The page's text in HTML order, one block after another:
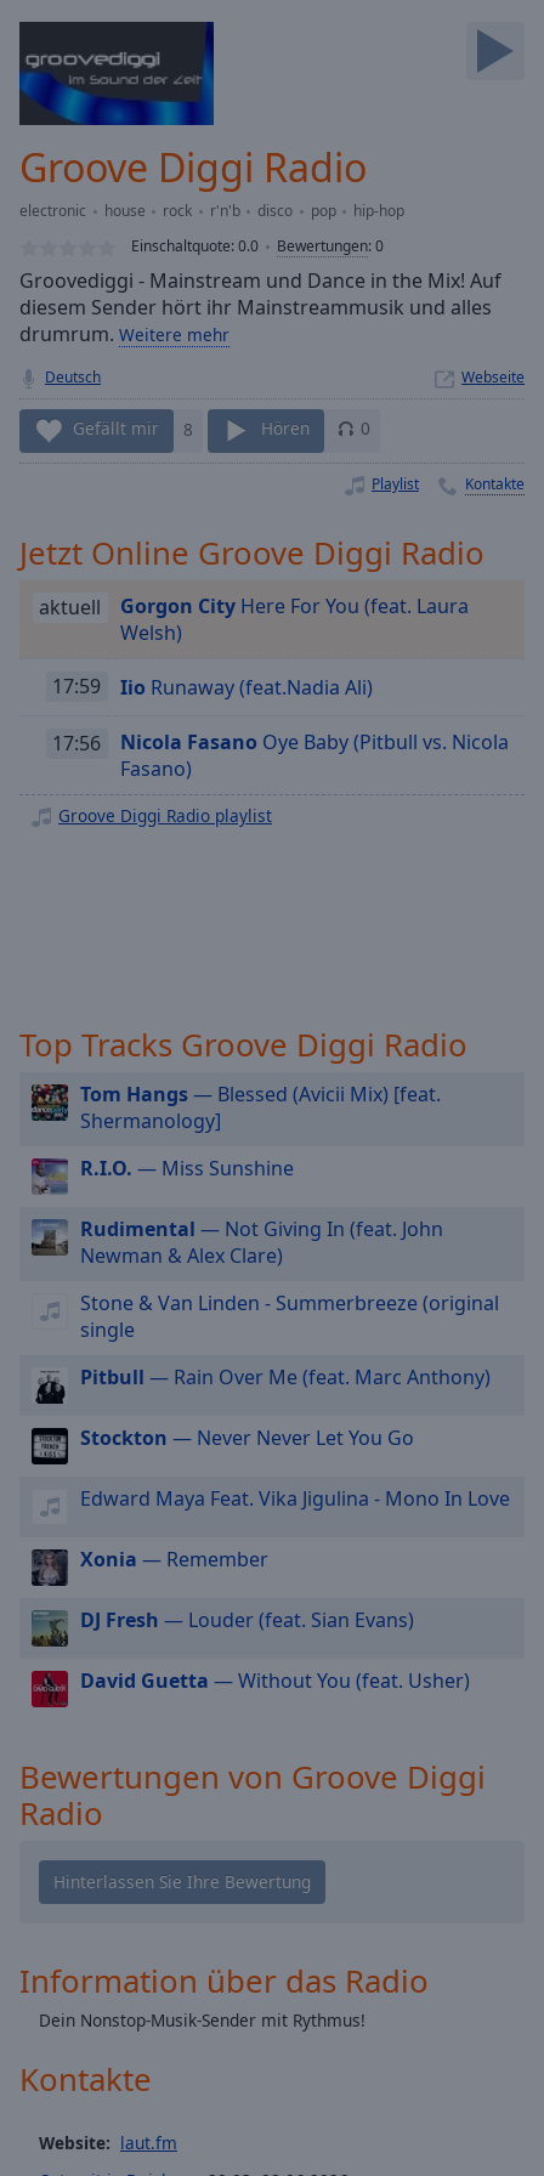
Forward
Mute
Current
Loaded:
Stream
TypeLIVE
Seek to
currently
behind
liveLIVE
Remaining
Time-
Playback
Chapters
descriptions
off,
selected
dialog
off
selected
Audio
Track
Picture-
in-
Fullscreen
window.
Beginning
dialog
window.
and
close
window.
Text
Text
Background
Groove Diggi Radio
electronic house rock r'n'b disco pop
hip-hop
Einschaltquote:0.0 Bewertungen:0
Groovediggi - Mainstream und Dance in the Mix! Auf
diesem Sender hört ihr Mainstreammusik und alles
drumrum. Weitere mehr
Deutsch Webseite
Gefällt mir 8 Hören 0
Playlist Kontakte
Jetzt Online Groove Diggi Radio
aktuell Gorgon City Here For You (feat. Laura
Welsh)
17:59 Iio Runaway (feat.Nadia Ali)
17:56 Nicola Fasano Oye Baby (Pitbull vs. Nicola
Fasano)
Groove Diggi Radio playlist
Top Tracks Groove Diggi Radio
Tom Hangs— Blessed (Avicii Mix) [feat.
Shermanology]
R.I.O. — Miss Sunshine
Rudimental — Not Giving In (feat. John
Newman & Alex Clare)
Stone & Van Linden - Summerbreeze (original
single
Pitbull — Rain Over Me (feat. Marc Anthony)
Stockton — Never Never Let You Go
Edward Maya Feat. Vika Jigulina - Mono In Love
Xonia — Remember
DJ Fresh — Louder (feat. Sian Evans)
David Guetta — Without You (feat. Usher)
Bewertungen von Groove Diggi
Radio
Information über das Radio
Dein Nonstop-Musik-Sender mit Rythmus!
Kontakte
Website: laut.fm